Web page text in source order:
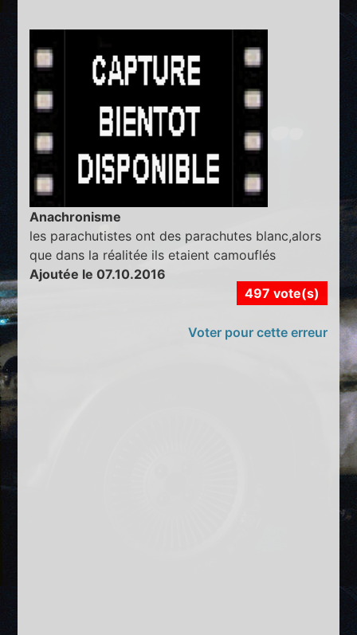
Anachronisme
les parachutistes ont des parachutes blanc,alors
que dans la réalitée ils etaient camouflés
Ajoutée le 07.10.2016
497 vote(s)
Voter pour cette erreur